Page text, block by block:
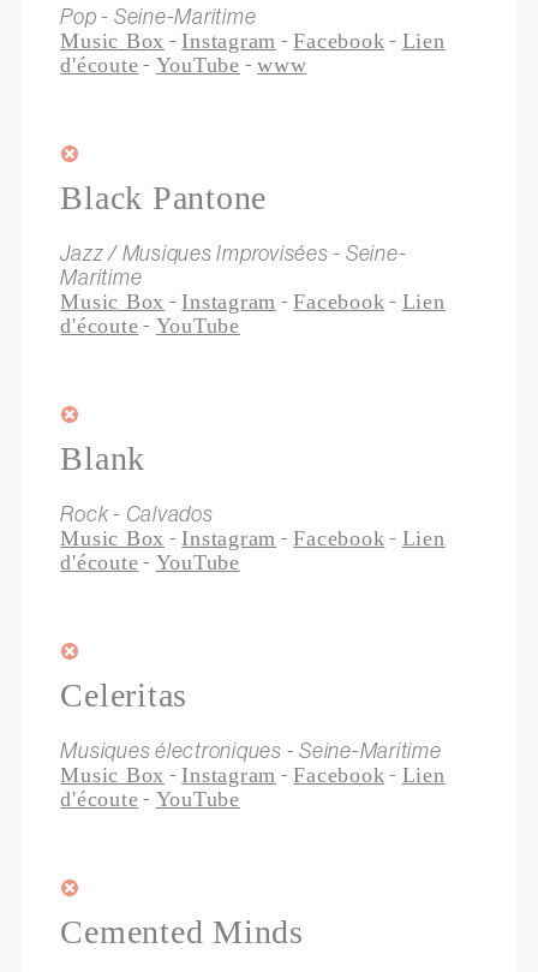
Pop - Seine-Maritime
Music Box - Instagram -Facebook - Lien
d'écoute - YouTube -www
Black Pantone
Jazz / Musiques Improvisées - Seine-
Maritime
Music Box - Instagram -Facebook - Lien
d'écoute - YouTube
Blank
Rock - Calvados
Music Box - Instagram -Facebook - Lien
d'écoute - YouTube
Celeritas
Musiques électroniques - Seine-Maritime
Music Box - Instagram -Facebook - Lien
d'écoute - YouTube
Cemented Minds